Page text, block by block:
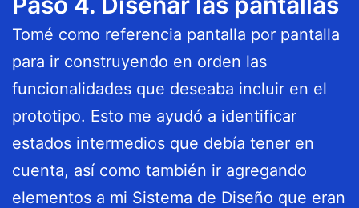
Tomé como referencia pantalla por pantalla
para ir construyendo en orden las
funcionalidades que deseaba incluir en el
prototipo. Esto me ayudó a identificar
estados intermedios que debía tener en
cuenta, así como también ir agregando
elementos a mi Sistema de Diseño que eran